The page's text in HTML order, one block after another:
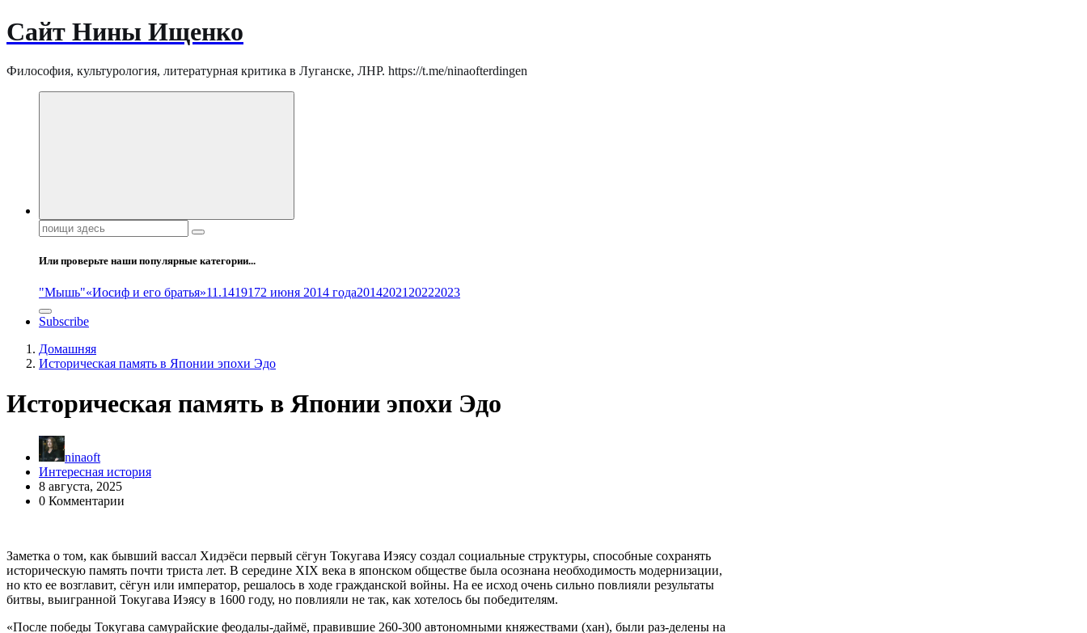
Сайт Нины Ищенко
Философия, культурология, литературная критика в Луганске, ЛНР. https://t.me/ninaofterdingen
Поиск:
Или проверьте наши популярные категории...
"Мышь"«Иосиф и его братья»11.1419172 июня 2014 года2014202120222023
Subscribe
Домашняя
Историческая память в Японии эпохи Эдо
Историческая память в Японии эпохи Эдо
ninaoft
Интересная история
8 августа, 2025
0 Комментарии
Заметка о том, как бывший вассал Хидэёси первый сёгун Токугава Иэясу создал социальные структуры, способные сохранять
историческую память почти триста лет. В середине XIX века в японском обществе была осознана необходимость модернизации,
но кто ее возглавит, сёгун или император, решалось в ходе гражданской войны. На ее исход очень сильно повлияли результаты
битвы, выигранной Токугава Иэясу в 1600 году, но повлияли не так, как хотелось бы победителям.
«После победы Токугава самурайские феодалы-даймё, правившие 260-300 автономными княжествами (хан), были раз-делены на